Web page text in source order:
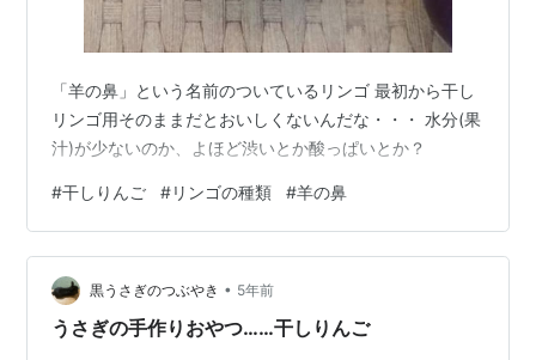
「羊の鼻」という名前のついているリンゴ 最初から干し
リンゴ用そのままだとおいしくないんだな・・・ 水分(果
汁)が少ないのか、よほど渋いとか酸っぱいとか？
#干しりんご #リンゴの種類 #羊の鼻
黒うさぎのつぶやき • 5年前
うさぎの手作りおやつ……干しりんご